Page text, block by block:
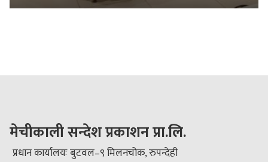
मेचीकाली सन्देश प्रकाशन प्रा.लि.
प्रधान कार्यालयः बुटवल–९ मिलनचोक, रुपन्देही